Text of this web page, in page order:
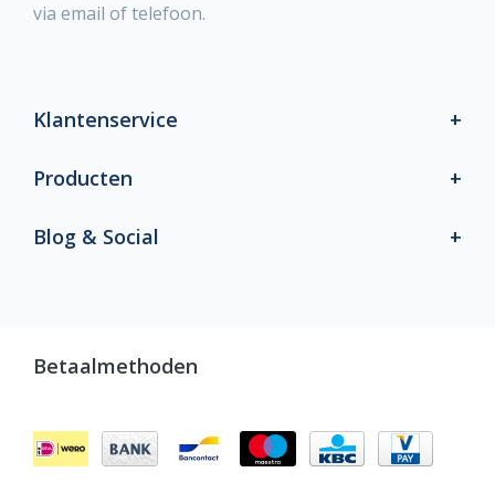
via email of telefoon.
Klantenservice
Producten
Blog & Social
Betaalmethoden